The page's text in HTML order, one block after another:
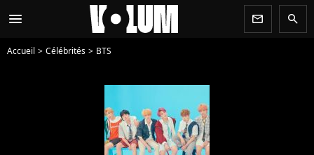
menu newsletter search
Accueil Célébrités BTS